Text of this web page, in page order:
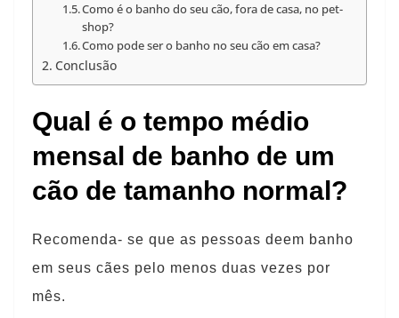
Como é o banho do seu cão, fora de casa, no pet-
shop?
Como pode ser o banho no seu cão em casa?
Conclusão
Qual é o tempo médio
mensal de banho de um
cão de tamanho normal?
Recomenda- se que as pessoas deem banho
em seus cães pelo menos duas vezes por
mês.